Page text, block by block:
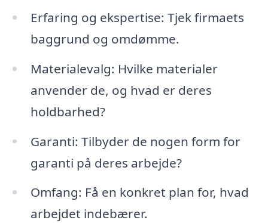
Erfaring og ekspertise: Tjek firmaets
baggrund og omdømme.
Materialevalg: Hvilke materialer
anvender de, og hvad er deres
holdbarhed?
Garanti: Tilbyder de nogen form for
garanti på deres arbejde?
Omfang: Få en konkret plan for, hvad
arbejdet indebærer.